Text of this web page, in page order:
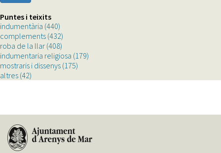
Puntes i teixits
indumentària (440)
indumentària
filter
complements (432)
filter
roba de la llar (408)
roba
de
indumentaria religiosa (179)
mostraris i dissenys (175)
altres (42)